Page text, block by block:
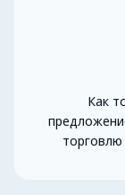
Как